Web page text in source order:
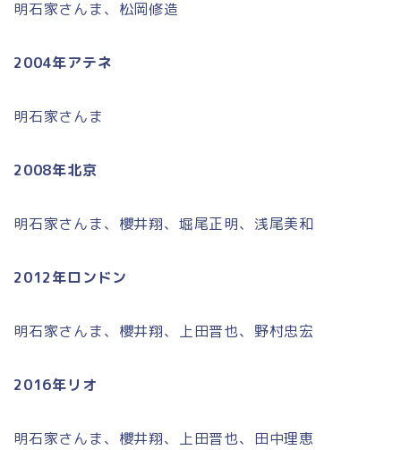
明石家さんま、松岡修造
2004年アテネ
明石家さんま
2008年北京
明石家さんま、櫻井翔、堀尾正明、浅尾美和
2012年ロンドン
明石家さんま、櫻井翔、上田晋也、野村忠宏
2016年リオ
明石家さんま、櫻井翔、上田晋也、田中理恵